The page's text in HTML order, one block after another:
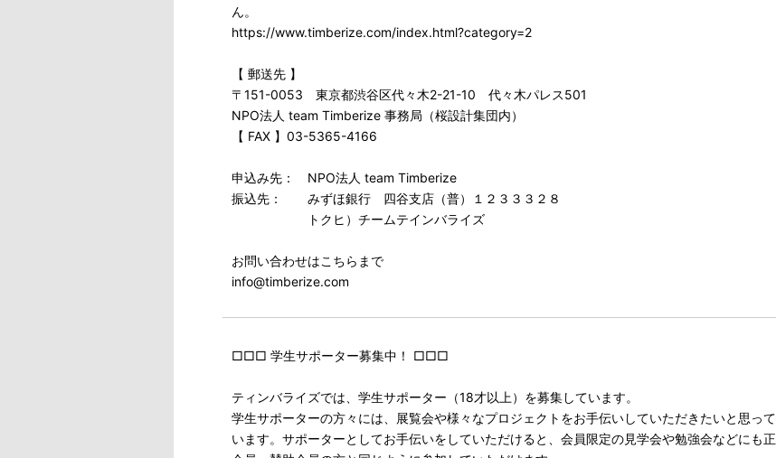
ん。
https://www.timberize.com/index.html?category=2
【 郵送先 】
〒151-0053 東京都渋谷区代々木2-21-10 代々木パレス501
NPO法人 team Timberize 事務局（桜設計集団内）
【 FAX 】03-5365-4166
申込み先： NPO法人 team Timberize
振込先： みずほ銀行 四谷支店（普）１２３３３２８
トクヒ）チームテインバライズ
お問い合わせはこちらまで
info@timberize.com
□□□ 学生サポーター募集中！ □□□
ティンバライズでは、学生サポーター（18才以上）を募集しています。
学生サポーターの方々には、展覧会や様々なプロジェクトをお手伝いしていただきたいと思って
います。サポーターとしてお手伝いをしていただけると、会員限定の見学会や勉強会などにも正